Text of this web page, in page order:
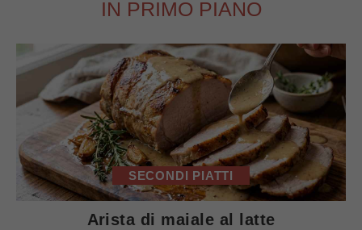
IN PRIMO PIANO
SECONDI PIATTI
Arista di maiale al latte